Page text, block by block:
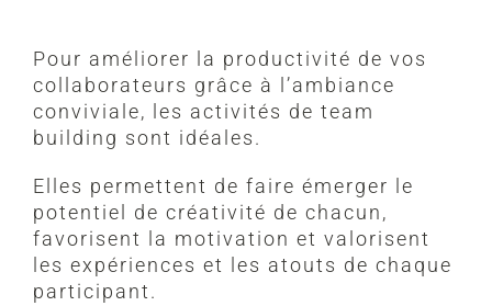
Pour améliorer la productivité de vos
collaborateurs grâce à l’ambiance
conviviale, les activités de team
building sont idéales.
Elles permettent de faire émerger le
potentiel de créativité de chacun,
favorisent la motivation et valorisent
les expériences et les atouts de chaque
participant.